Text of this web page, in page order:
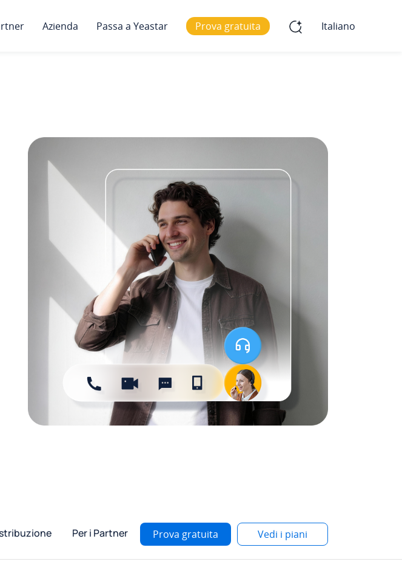
Azienda Passa a Yeastar Prova gratuita Italiano
Per i Partner Prova gratuita Vedi i piani